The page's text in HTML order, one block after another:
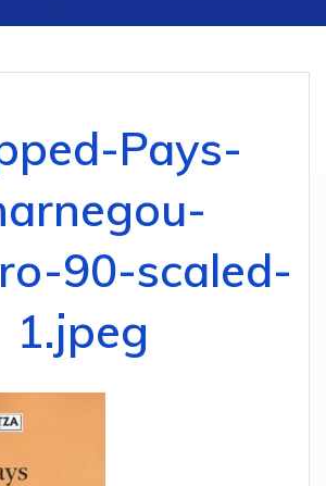
Pays-
90-scaled-
1.jpeg